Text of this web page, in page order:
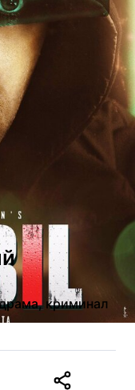
криминал